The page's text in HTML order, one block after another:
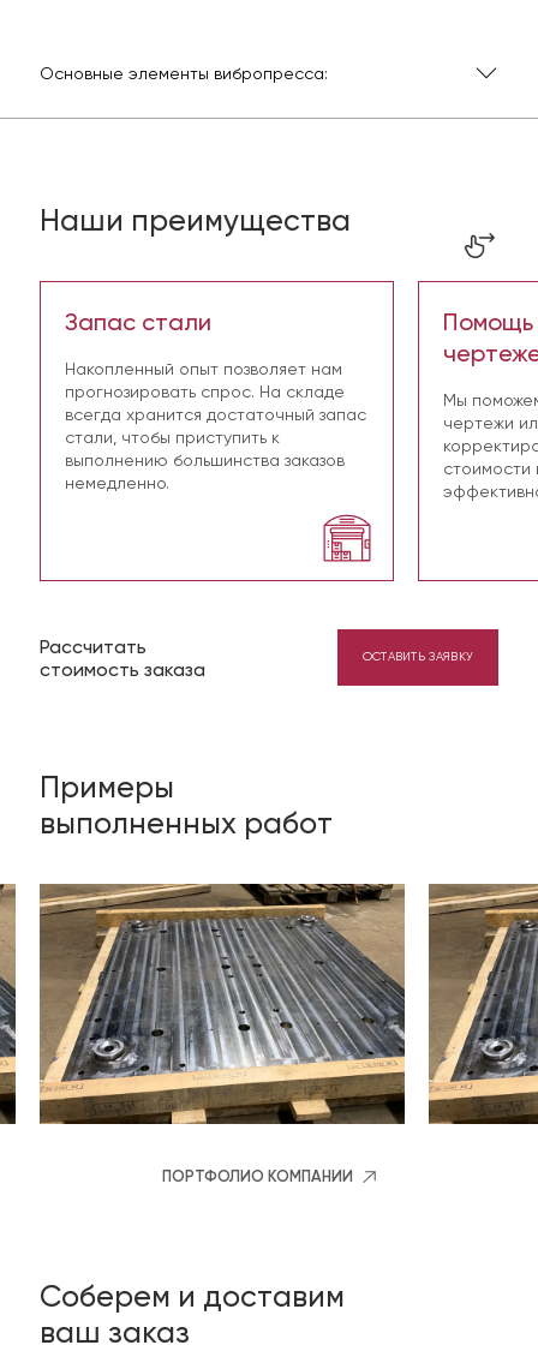
Основные элементы вибропресса:
Виброблок или вибростол
Пуансон - формирование геометрии сверху и
оказание давления на смесь
Поддон - формирование нижней, плоской части
Наши преимущества
Запас стали
Накопленный опыт позволяет нам
прогнозировать спрос. На складе
всегда хранится достаточный запас
стали, чтобы приступить к
выполнению большинства заказов
немедленно.
Помощь
Мы
чертежи
стоимости
Рассчитать
стоимость заказа
ОСТАВИТЬ ЗАЯВКУ
Примеры
выполненных работ
ПОРТФОЛИО КОМПАНИИ
Соберем и доставим
ваш заказ